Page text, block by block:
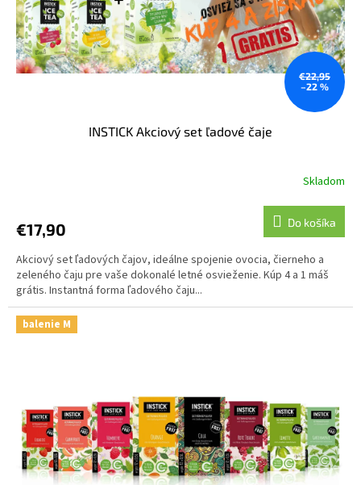
€22,95
–22 %
INSTICK Akciový set ľadové čaje
Skladom
€17,90 Do košíka
Akciový set ľadových čajov, ideálne spojenie ovocia, čierneho a
zeleného čaju pre vaše dokonalé letné osvieženie. Kúp 4 a 1 máš
grátis. Instantná forma ľadového čaju...
balenie M